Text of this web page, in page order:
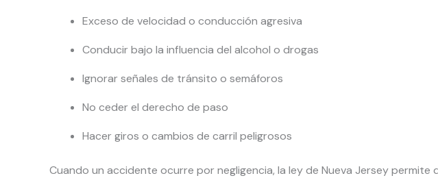
Exceso de velocidad o conducción agresiva
Conducir bajo la influencia del alcohol o drogas
Ignorar señales de tránsito o semáforos
No ceder el derecho de paso
Hacer giros o cambios de carril peligrosos
Cuando un accidente ocurre por negligencia, la ley de Nueva Jersey